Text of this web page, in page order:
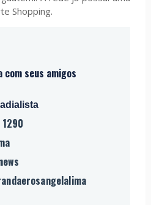
Shopping.
seus amigos